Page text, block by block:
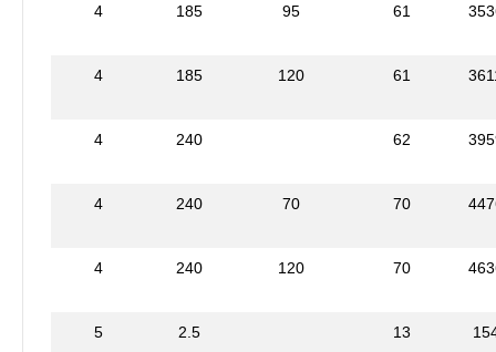
4 185 95 61
4 185 120 61
4 240 62
4 240 70 70
4 240 120 70
5 2.5 13